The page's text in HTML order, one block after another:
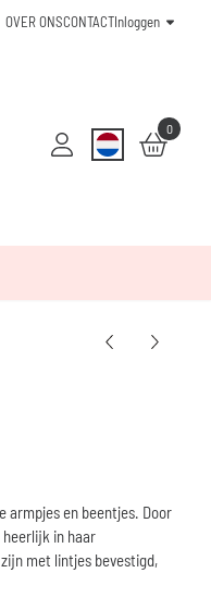
OVER ONSCONTACTInloggen
0
armpjes en beentjes. Door
in haar
met lintjes bevestigd,